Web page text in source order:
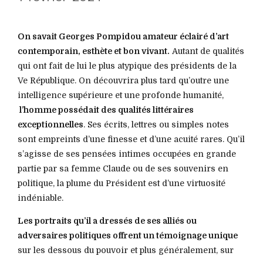
On savait Georges Pompidou amateur éclairé d’art
contemporain, esthète et bon vivant. Autant de qualités
qui ont fait de lui le plus atypique des présidents de la
Ve République. On découvrira plus tard qu’outre une
intelligence supérieure et une profonde humanité,
l’homme possédait des qualités littéraires
exceptionnelles. Ses écrits, lettres ou simples notes
sont empreints d’une finesse et d’une acuité rares. Qu’il
s’agisse de ses pensées intimes occupées en grande
partie par sa femme Claude ou de ses souvenirs en
politique, la plume du Président est d’une virtuosité
indéniable.
Les portraits qu’il a dressés de ses alliés ou
adversaires politiques offrent un témoignage unique
sur les dessous du pouvoir et plus généralement, sur